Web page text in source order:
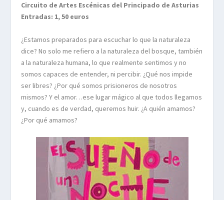
Circuito de Artes Escénicas del Principado de Asturias
Entradas: 1, 50 euros
¿Estamos preparados para escuchar lo que la naturaleza
dice? No solo me refiero a la naturaleza del bosque, también
a la naturaleza humana, lo que realmente sentimos y no
somos capaces de entender, ni percibir. ¿Qué nos impide
ser libres? ¿Por qué somos prisioneros de nosotros
mismos? Y el amor…ese lugar mágico al que todos llegamos
y, cuando es de verdad, queremos huir. ¿A quién amamos?
¿Por qué amamos?